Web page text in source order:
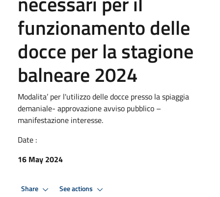
funzionamento delle
docce per la stagione
balneare 2024
Modalita’ per l'utilizzo delle docce presso la spiaggia
demaniale- approvazione avviso pubblico –
manifestazione interesse.
Date :
16 May 2024
Share See actions